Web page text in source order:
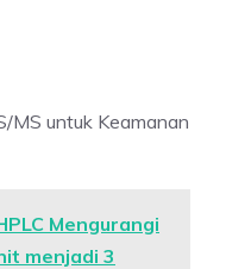
Mengurangi
menjadi 3